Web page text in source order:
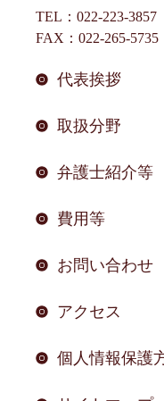
TEL：022-223-3857
FAX：022-265-5735
代表挨拶
取扱分野
弁護士紹介等
費用等
お問い合わせ
アクセス
個人情報保護